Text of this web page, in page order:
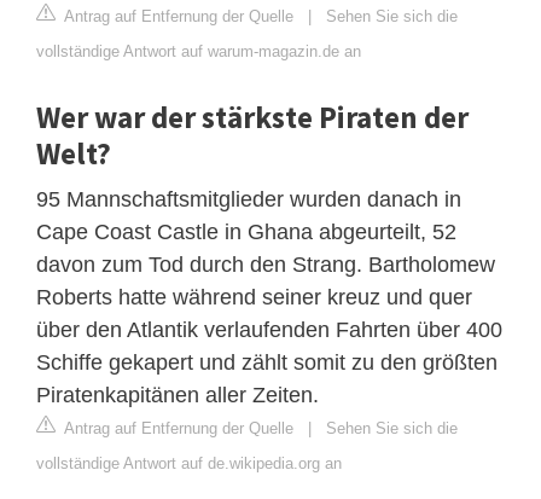
Antrag auf Entfernung der Quelle
Sehen Sie sich die
vollständige Antwort auf warum-magazin.de an
Wer war der stärkste Piraten der
Welt?
95 Mannschaftsmitglieder wurden danach in
Cape Coast Castle in Ghana abgeurteilt, 52
davon zum Tod durch den Strang. Bartholomew
Roberts hatte während seiner kreuz und quer
über den Atlantik verlaufenden Fahrten über 400
Schiffe gekapert und zählt somit zu den größten
Piratenkapitänen aller Zeiten.
Antrag auf Entfernung der Quelle
Sehen Sie sich die
vollständige Antwort auf de.wikipedia.org an